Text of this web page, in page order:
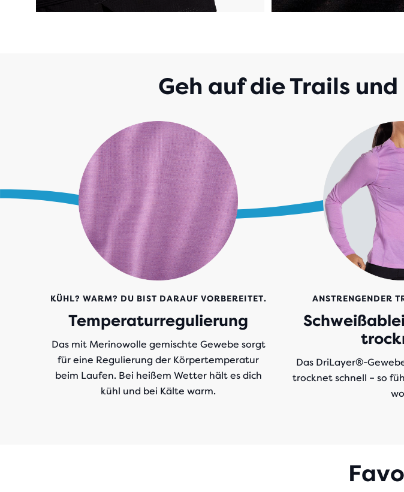
Geh auf die Trails
KÜHL? WARM? DU BIST DARAUF VORBEREITET.
Temperaturregulierung
Das mit Merinowolle gemischte Gewebe sorgt
für eine Regulierung der Körpertemperatur
beim Laufen. Bei heißem Wetter hält es dich
kühl und bei Kälte warm.
ANSTRENGENDER
Das DriLayer®-
trocknet schnell – so